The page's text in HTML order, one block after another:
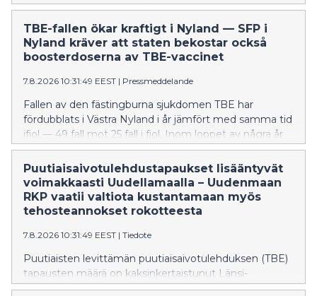
lähteneet liikennöimään Hangosta Tammisaaren,
Karjaan, Inkoon ja Siuntion kautta Kirkkonummelle
lähijunien aikataulujen mukaisesti. Kyse on
aamuvuorosta sekä iltapäivän paluuvuorosta
TBE-fallen ökar kraftigt i Nyland — SFP i
Nyland kräver att staten bekostar också
boosterdoserna av TBE-vaccinet
7.8.2026 10:31:49 EEST | Pressmeddelande
Fallen av den fästingburna sjukdomen TBE har
fördubblats i Västra Nyland i år jämfört med samma tid
ifjol — 49 fall mot 25 fall i fjol. Inom loppet av några år
har TBE också börjat förekomma i östnyländska
kommuner, även om det handlar om tämligen få fall
tills vidare. Förra året dog fyra personer i Nyland av
TBE. Många av Finlands riskområden finns i Nyland.
Puutiaisaivotulehdustapaukset lisääntyvät
voimakkaasti Uudellamaalla – Uudenmaan
RKP vaatii valtiota kustantamaan myös
tehosteannokset rokotteesta
7.8.2026 10:31:49 EEST | Tiedote
Puutiaisten levittämän puutiaisaivotulehduksen (TBE)
tapausten määrä on kaksinkertaistunut Länsi-
Uudellamaalla tänä vuonna verrattuna viime vuoden